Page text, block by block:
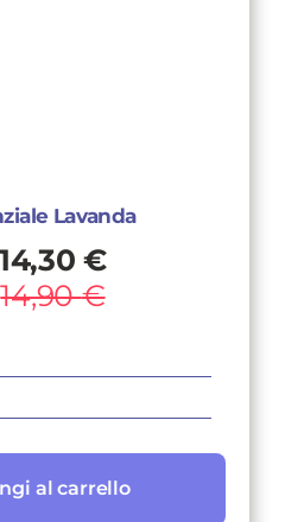
Lavanda
14,90€
Il
prezzo
14,30€
Il
prezzo
al carrello